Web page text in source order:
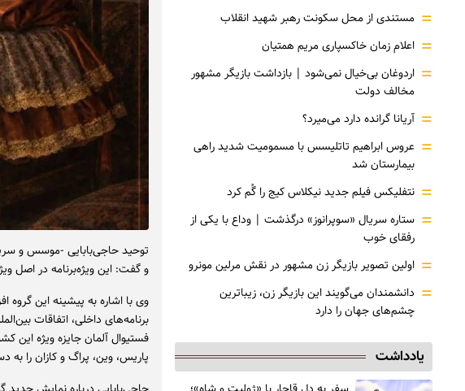
و گفت: این ویژه‌برنامه در اصل
برنامه‌های داخلی، اتفاقات
فستیوال آلمان جایزه ویژه این
پاریس، وین، پراگ و کازان را به دست آوردیم.
= مستندی از محل سکونت رهبر شهید انقلاب
= اعلام زمان خاکسپاری مریم همتیان
= اردوغان بی‌خیال نمی‌شود | بازداشت بازیگر مشهور
مخالف دولت
= آریانا گرانده دارد می‌میرد؟
= عروس ابراهیم تاتلیسس با مسمومیت شدید راهی
بیمارستان شد
= نتفلیکس فیلم جدید نیکلاس کیج را گُم کرد
= ستاره سریال «سوپرانوز» درگذشت | وداع با یکی از
رفقای خوب
= اولین تصویر بازیگر زن مشهور در نقش مرلین مونرو
= دانشمندان می‌گویند این بازیگر زن، زیباترین
چشم‌های جهان را دارد
یادداشت